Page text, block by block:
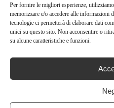
Per fornire le migliori esperienze,
memorizzare e/o accedere alle informazioni
tecnologie ci permetterà di elaborare dati
unici su questo sito. Non acconsentire o
su alcune caratteristiche e funzioni.
RELATED POSTS